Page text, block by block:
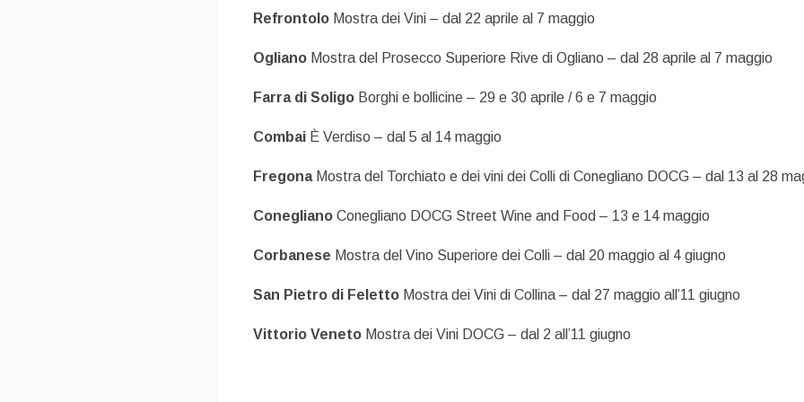
Refrontolo Mostra dei Vini – dal 22 aprile al 7 maggio
OglianoMostra del Prosecco Superiore Rive di Ogliano – dal 28 aprile al 7 maggio
Farra di Soligo Borghi e bollicine – 29 e 30 aprile / 6 e 7 maggio
CombaiÈ Verdiso – dal 5 al 14 maggio
Fregona Mostra del Torchiato e dei vini dei Colli di Conegliano DOCG – dal 13 al 28
ConeglianoConegliano DOCG Street Wine and Food – 13 e 14 maggio
Corbanese Mostra del Vino Superiore dei Colli – dal 20 maggio al 4 giugno
San Pietro di FelettoMostra dei Vini di Collina – dal 27 maggio all’11 giugno
Vittorio VenetoMostra dei Vini DOCG – dal 2 all’11 giugno